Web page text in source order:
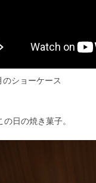
のショーケース
の日の焼き菓子。